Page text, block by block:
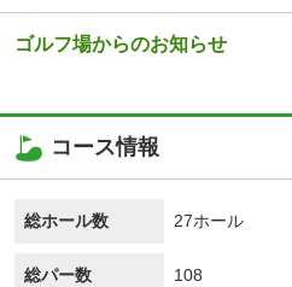
ゴルフ場からのお知らせ
コース情報
総ホール数 27ホール
総パー数 108